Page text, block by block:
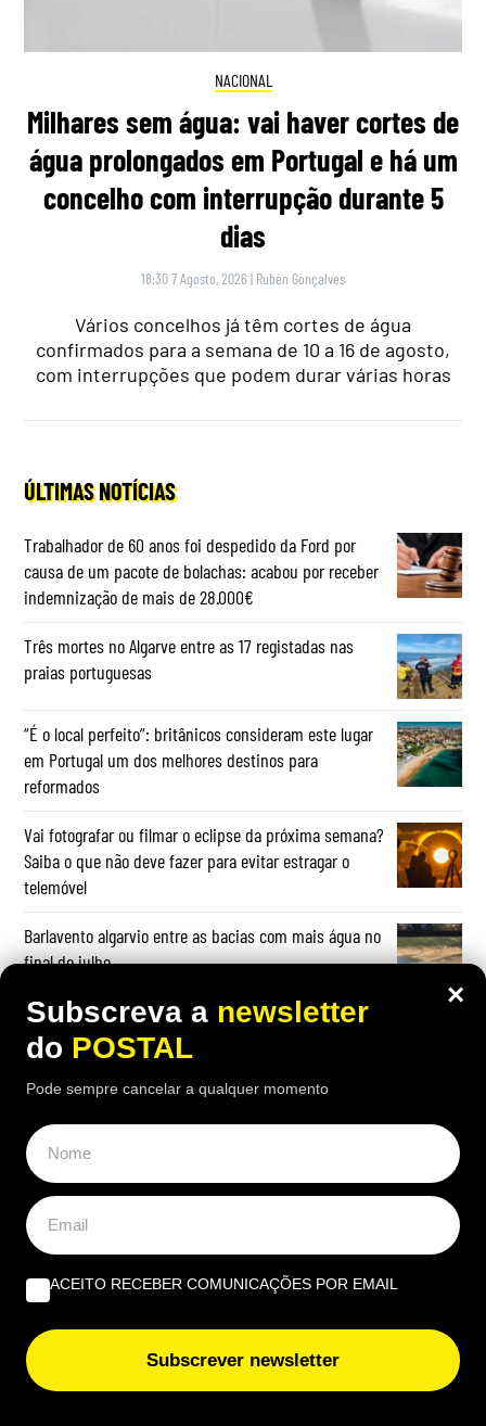
NACIONAL
Milhares sem água: vai haver cortes de
água prolongados em Portugal e há um
concelho com interrupção durante 5
dias
18:30 7 Agosto, 2026 | Rubén Gonçalves
Vários concelhos já têm cortes de água
confirmados para a semana de 10 a 16 de agosto,
com interrupções que podem durar várias horas
ÚLTIMAS NOTÍCIAS
Trabalhador de 60 anos foi despedido da Ford por
causa de um pacote de bolachas: acabou por receber
indemnização de mais de 28.000€
Três mortes no Algarve entre as 17 registadas nas
praias portuguesas
“É o local perfeito”: britânicos consideram este lugar
em Portugal um dos melhores destinos para
reformados
Vai fotografar ou filmar o eclipse da próxima semana?
Saiba o que não deve fazer para evitar estragar o
telemóvel
Barlavento algarvio entre as bacias com mais água no
final de julho
OPINIÃO
Albufeira, trânsito, ruído e equilíbrio | Por António
Nóbrega
Governantes no Algarve: de reino a região transnacional
O que fazer quando tudo arde? Impedir os bombeiros
voluntários de serem precários | Por Cobramor
×
Subscreva a newsletter
do POSTAL
Pode sempre cancelar a qualquer momento
ACEITO RECEBER COMUNICAÇÕES POR EMAIL
Subscrever newsletter